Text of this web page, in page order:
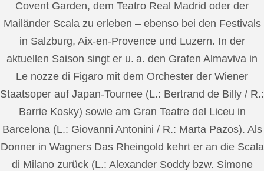
Covent Garden, dem Teatro Real Madrid oder der
Mailänder Scala zu erleben – ebenso bei den Festivals
in Salzburg, Aix-en-Provence und Luzern. In der
aktuellen Saison singt er u. a. den Grafen Almaviva in
Le nozze di Figaro mit dem Orchester der Wiener
Staatsoper auf Japan-Tournee (L.: Bertrand de Billy / R.:
Barrie Kosky) sowie am Gran Teatre del Liceu in
Barcelona (L.: Giovanni Antonini / R.: Marta Pazos). Als
Donner in Wagners Das Rheingold kehrt er an die Scala
di Milano zurück (L.: Alexander Soddy bzw. Simone